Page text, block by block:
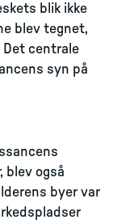
blik ikke
blev tegnet,
Det centrale
syn på
blev også
byer var